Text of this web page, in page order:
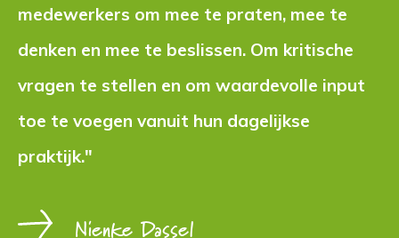
medewerkers om mee te praten, mee te
denken en mee te beslissen. Om kritische
vragen te stellen en om waardevolle input
toe te voegen vanuit hun dagelijkse
praktijk."
Nienke Dassel